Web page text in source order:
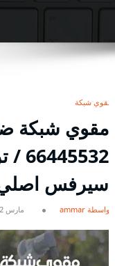
مقوي شبكة
مقوي شبكة
سيرفس
بواسطة ammar مارس 12, 2021